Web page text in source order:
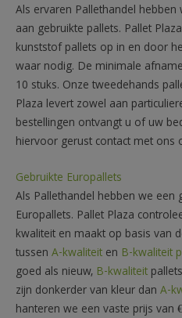
Als ervaren Pallethandel
aan gebruikte pallets. Pallet
kunststof pallets op in en door
waar nodig. De minimale
10 stuks. Onze tweedehands
Plaza levert zowel aan
bestellingen ontvangt u of uw
hiervoor gerust contact met ons
Gebruikte Europallets
Als Pallethandel hebben we
Europallets. Pallet Plaza
kwaliteit en maakt op basis van
tussen A-kwaliteit en B-kwaliteit
goed als nieuw, B-kwaliteit
zijn donkerder van kleur dan A-
hanteren we een vaste prijs van